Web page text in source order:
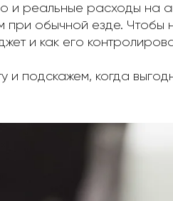
и реальные расходы на
обычной езде. Чтобы
и как его
подскажем, когда